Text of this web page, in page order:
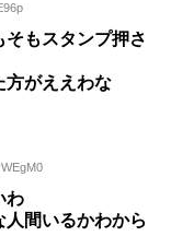
もスタンプ押さ
方がええわな
わ
間いるかわから